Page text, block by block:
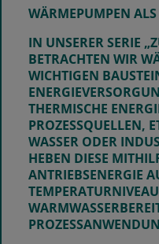
WÄRMEPUMPEN
IN UNSERER SERIE
BETRACHTEN WIR
WICHTIGEN
THERMISCHE
PROZESSQUELLEN,
WASSER ODER
HEBEN DIESE
ANTRIEBSENERGIE